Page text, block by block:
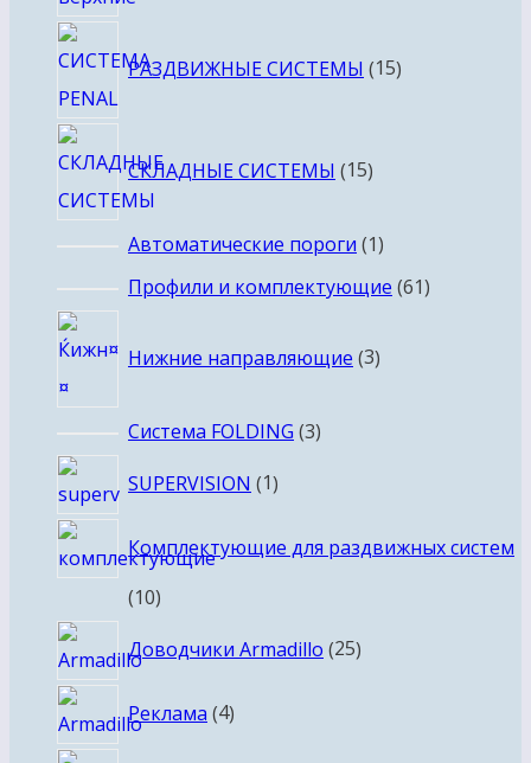
РАЗДВИЖНЫЕ СИСТЕМЫ 15товаров
СКЛАДНЫЕ СИСТЕМЫ 15товаров
Автоматические пороги 11
товар
Профили и комплектующие 6161
Нижние направляющие 3товара
Система FOLDING 33
SUPERVISION 11
Комплектующие для раздвижных систем
1010
Доводчики Armadillo 2525
Реклама 44